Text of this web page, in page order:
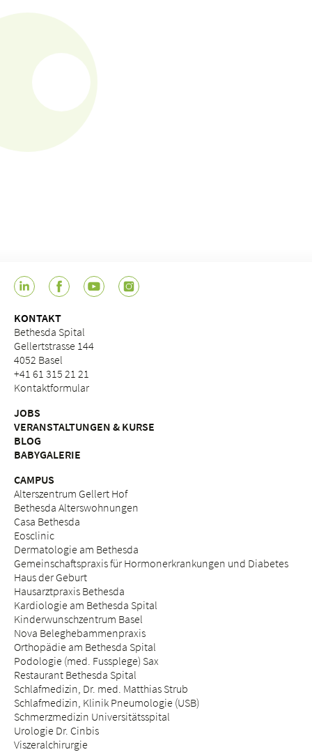
KONTAKT
Bethesda Spital
Gellertstrasse 144
4052 Basel
+41 61 315 21 21
Kontaktformular
JOBS
VERANSTALTUNGEN & KURSE
BLOG
BABYGALERIE
CAMPUS
Alterszentrum Gellert Hof
Bethesda Alterswohnungen
Casa Bethesda
Eosclinic
Dermatologie am Bethesda
Gemeinschaftspraxis für Hormonerkrankungen und Diabetes
Haus der Geburt
Hausarztpraxis Bethesda
Kardiologie am Bethesda Spital
Kinderwunschzentrum Basel
Nova Beleghebammenpraxis
Orthopädie am Bethesda Spital
Podologie (med. Fussplege) Sax
Restaurant Bethesda Spital
Schlafmedizin, Dr. med. Matthias Strub
Schlafmedizin, Klinik Pneumologie (USB)
Schmerzmedizin Universitätsspital
Urologie Dr. Cinbis
Viszeralchirurgie